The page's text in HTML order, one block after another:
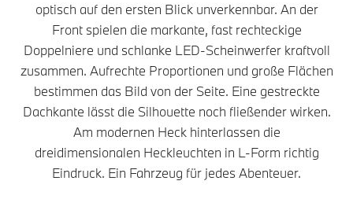
optisch auf den ersten Blick unverkennbar. An der
Front spielen die markante, fast rechteckige
Doppelniere und schlanke LED-Scheinwerfer kraftvoll
zusammen. Aufrechte Proportionen und große Flächen
bestimmen das Bild von der Seite. Eine gestreckte
Dachkante lässt die Silhouette noch fließender wirken.
Am modernen Heck hinterlassen die
dreidimensionalen Heckleuchten in L-Form richtig
Eindruck. Ein Fahrzeug für jedes Abenteuer.